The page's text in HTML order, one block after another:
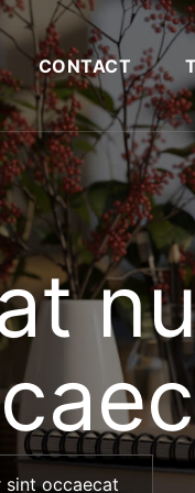
CONTACT
sint occaecat